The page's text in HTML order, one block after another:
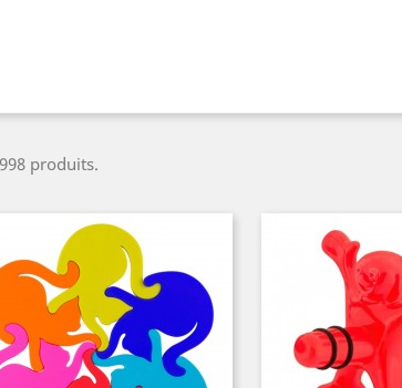
produits.